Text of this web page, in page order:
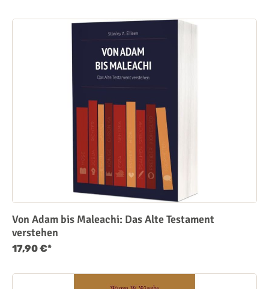
Von Adam bis Maleachi: Das Alte Testament
verstehen
17,90 €*